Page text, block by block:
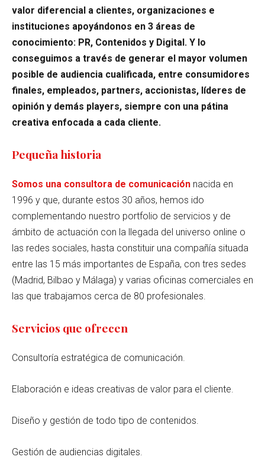
valor diferencial a clientes, organizaciones e
instituciones apoyándonos en 3 áreas de
conocimiento: PR, Contenidos y Digital. Y lo
conseguimos a través de generar el mayor volumen
posible de audiencia cualificada, entre consumidores
finales, empleados, partners, accionistas, líderes de
opinión y demás players, siempre con una pátina
creativa enfocada a cada cliente.
Pequeña historia
Somos una consultora de comunicación nacida en
1996 y que, durante estos 30 años, hemos ido
complementando nuestro portfolio de servicios y de
ámbito de actuación con la llegada del universo online o
las redes sociales, hasta constituir una compañía situada
entre las 15 más importantes de España, con tres sedes
(Madrid, Bilbao y Málaga) y varias oficinas comerciales en
las que trabajamos cerca de 80 profesionales.
Servicios que ofrecen
Consultoría estratégica de comunicación.
Elaboración e ideas creativas de valor para el cliente.
Diseño y gestión de todo tipo de contenidos.
Gestión de audiencias digitales.